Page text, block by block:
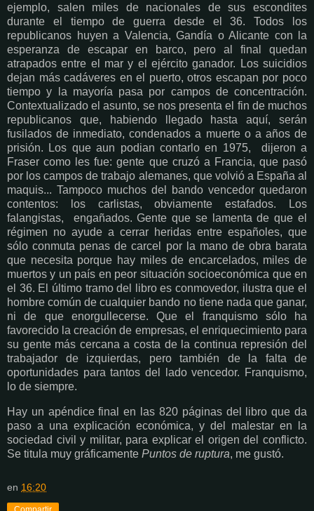
ejemplo, salen miles de nacionales de sus escondites
durante el tiempo de guerra desde el 36. Todos los
republicanos huyen a Valencia, Gandía o Alicante con la
esperanza de escapar en barco, pero al final quedan
atrapados entre el mar y el ejército ganador. Los suicidios
dejan más cadáveres en el puerto, otros escapan por poco
tiempo y la mayoría pasa por campos de concentración.
Contextualizado el asunto, se nos presenta el fin de muchos
republicanos que, habiendo llegado hasta aquí, serán
fusilados de inmediato, condenados a muerte o a años de
prisión. Los que aun podian contarlo en 1975, dijeron a
Fraser como les fue: gente que cruzó a Francia, que pasó
por los campos de trabajo alemanes, que volvió a España al
maquis... Tampoco muchos del bando vencedor quedaron
contentos: los carlistas, obviamente estafados. Los
falangistas, engañados. Gente que se lamenta de que el
régimen no ayude a cerrar heridas entre españoles, que
sólo conmuta penas de carcel por la mano de obra barata
que necesita porque hay miles de encarcelados, miles de
muertos y un país en peor situación socioeconómica que en
el 36. El último tramo del libro es conmovedor, ilustra que el
hombre común de cualquier bando no tiene nada que ganar,
ni de que enorgullecerse. Que el franquismo sólo ha
favorecido la creación de empresas, el enriquecimiento para
su gente más cercana a costa de la continua represión del
trabajador de izquierdas, pero también de la falta de
oportunidades para tantos del lado vencedor. Franquismo,
lo de siempre.
Hay un apéndice final en las 820 páginas del libro que da
paso a una explicación económica, y del malestar en la
sociedad civil y militar, para explicar el origen del conflicto.
Se titula muy gráficamente Puntos de ruptura, me gustó.
en 16:20